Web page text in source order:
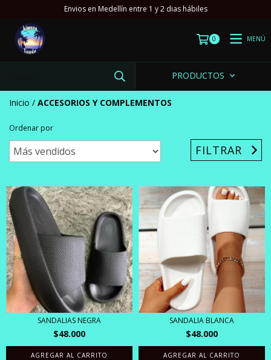
Envios en Medellín entre 1 y 2 dias hábiles
0 MENÚ
PRODUCTOS
Inicio / ACCESORIOS Y COMPLEMENTOS
Ordenar por
FILTRAR
SANDALIAS NEGRA
$48.000
AGREGAR AL CARRITO
SANDALIA BLANCA
$48.000
AGREGAR AL CARRITO